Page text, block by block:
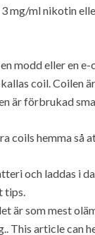
mg/ml nikotin
modd eller en
coil. Coilen
är förbrukad
coils hemma så
och laddas i
tips.
är som mest
This article can